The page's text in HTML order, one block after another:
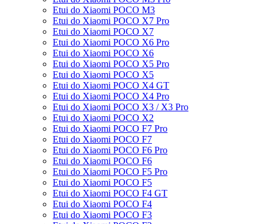
Etui do Xiaomi POCO M3
Etui do Xiaomi POCO X7 Pro
Etui do Xiaomi POCO X7
Etui do Xiaomi POCO X6 Pro
Etui do Xiaomi POCO X6
Etui do Xiaomi POCO X5 Pro
Etui do Xiaomi POCO X5
Etui do Xiaomi POCO X4 GT
Etui do Xiaomi POCO X4 Pro
Etui do Xiaomi POCO X3 / X3 Pro
Etui do Xiaomi POCO X2
Etui do Xiaomi POCO F7 Pro
Etui do Xiaomi POCO F7
Etui do Xiaomi POCO F6 Pro
Etui do Xiaomi POCO F6
Etui do Xiaomi POCO F5 Pro
Etui do Xiaomi POCO F5
Etui do Xiaomi POCO F4 GT
Etui do Xiaomi POCO F4
Etui do Xiaomi POCO F3